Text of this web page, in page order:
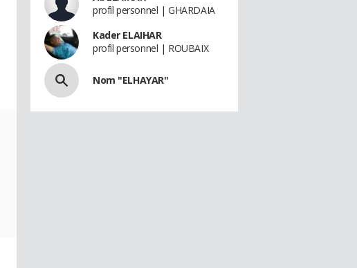
profil personnel | GHARDAIA
Kader ELAIHAR
profil personnel | ROUBAIX
Nom "ELHAYAR"